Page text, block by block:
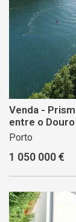
Venda -
entre o
Porto
1 050 000 €